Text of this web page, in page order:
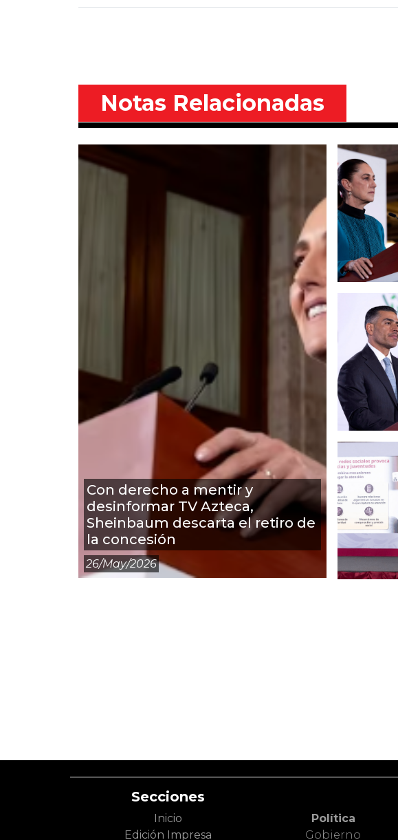
Notas Relacionadas
Con derecho a mentir y
desinformar TV Azteca,
Sheinbaum descarta el retiro de
la concesión
26/may/2026
Secciones
Inicio
Edición Impresa
Política
Gobierno